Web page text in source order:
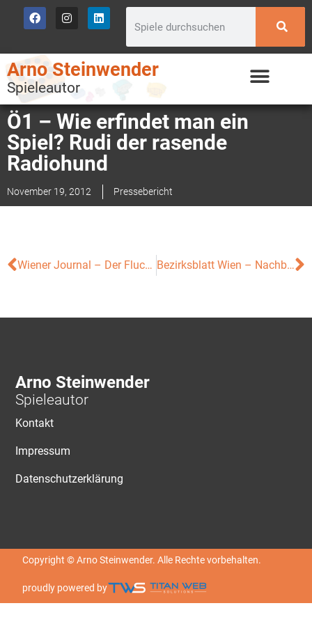
Arno Steinwender
Spieleautor
Ö1 – Wie erfindet man ein
Spiel? Rudi der rasende
Radiohund
November 19, 2012 Pressebericht
Wiener Journal – Der Fluch der Ideen Bezirksblatt Wien – Nachbar der Woche
Arno Steinwender
Spieleautor
Kontakt
Impressum
Datenschutzerklärung
Copyright © Arno Steinwender. Alle Rechte vorbehalten.
proudly powered by